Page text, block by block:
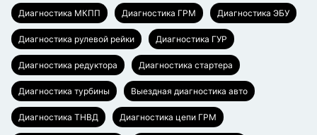
Диагностика МКПП Диагностика ГРМ Диагностика ЭБУ
Диагностика рулевой рейки Диагностика ГУР
Диагностика редуктора Диагностика стартера
Диагностика турбины Выездная диагностика авто
Диагностика ТНВД Диагностика цепи ГРМ